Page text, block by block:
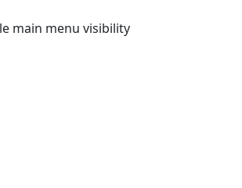
main menu visibility